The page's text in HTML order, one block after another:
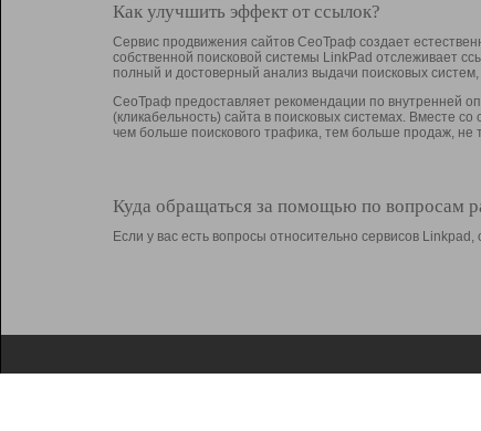
Как улучшить эффект от ссылок?
Сервис продвижения сайтов СеоТраф создает
собственной поисковой системы LinkPad отслеживает
полный и достоверный анализ выдачи поисковых
СеоТраф предоставляет рекомендации по внутренней
(кликабельность) сайта в поисковых системах. Вместе
чем больше поискового трафика, тем больше продаж,
Куда обращаться за помощью по вопросам
Если у вас есть вопросы относительно сервисов